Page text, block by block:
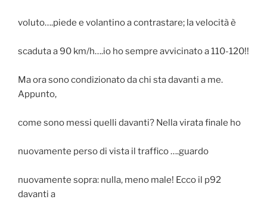
voluto….piede e volantino a contrastare; la velocità è
scaduta a 90 km/h….io ho sempre avvicinato a 110-120!!
Ma ora sono condizionato da chi sta davanti a me.
Appunto,
come sono messi quelli davanti? Nella virata finale ho
nuovamente perso di vista il traffico ….guardo
nuovamente sopra: nulla, meno male! Ecco il p92
davanti a